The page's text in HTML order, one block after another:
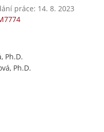
práce: 14. 8. 2023
Ph.D.
Ph.D.